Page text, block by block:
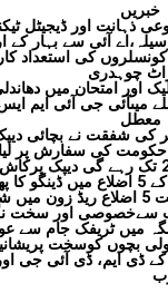
خبریں
ذہانت اور ڈیجیٹل
آئی سے بہار کے
کی استعداد
چوہدری
لیک اور امتحان میں
معطل
کی شفقت نے بچائی
کار
بہار کے 5 اضلاع میں ڈینگو
سمیت 5 اضلاع ریڈ
سےخصوصی اور سخت
میں ٹریفک جام سے
بچوں کوسخت
ڈی ایم، ڈی آئی جی